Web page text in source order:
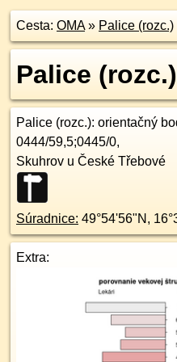
Cesta: OMA» Palice (rozc.)
Palice (rozc.)
Palice (rozc.): orientačný
0444/59,5;0445/0,
Skuhrov u České Třebové
Súradnice: 49°54'56"N ,
Extra: